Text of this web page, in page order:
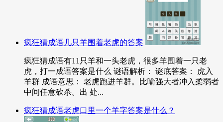
疯狂猜成语几只羊围着老虎的答案
疯狂猜成语有11只羊和一头老虎，很多羊围着一只老
虎，打一成语答案是什么 谜语解析： 谜底答案： 虎入
羊群 成语意思： 老虎跑进羊群。比喻强大者冲入柔弱者
中间任意砍杀。出 处...
疯狂猜成语老虎口里一个羊字答案是什么？